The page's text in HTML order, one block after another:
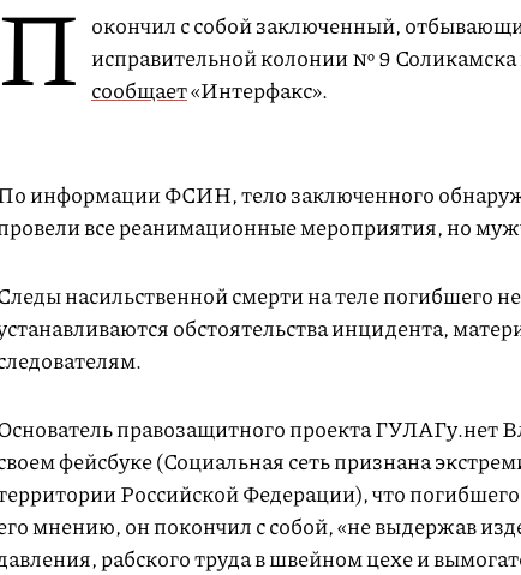
П окончил с собой заключенный,
исправительной колонии № 9
сообщает«Интерфакс».
информации ФСИН, тело заключенного
все реанимационные мероприятия, но
насильственной смерти на теле погибшего
обстоятельства инцидента,
правозащитного проекта ГУЛАГу.нет
фейсбуке (Социальная сеть признана
Российской Федерации), что
мнению, он покончил с собой, «не выдержав
рабского труда в швейном цехе и